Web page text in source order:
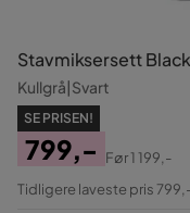
Stavmiksersett
Kullgrå|Svart
SE PRISEN!
Pris
799,-
Original
Før1 199,-
Tidligere laveste pris